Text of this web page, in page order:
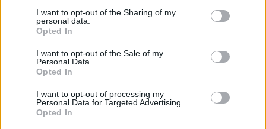
I want to opt-out of the Sharing of my
personal data.
Opted In
I want to opt-out of the Sale of my
Personal Data.
Opted In
I want to opt-out of processing my
Personal Data for Targeted Advertising.
Opted In
Bejelentkezés